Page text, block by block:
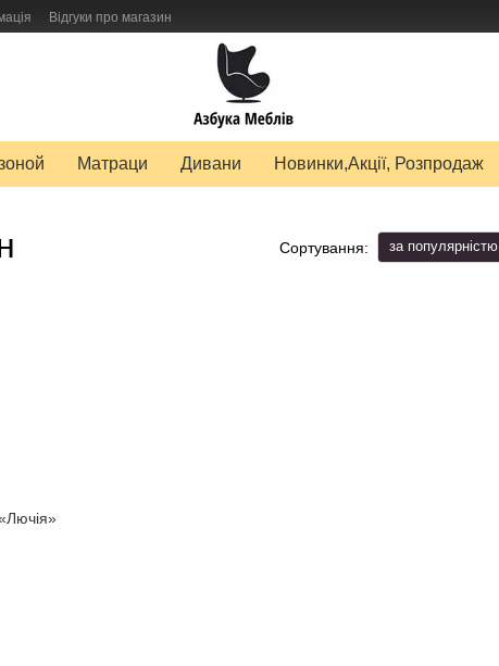
Відгуки про магазин
Матраци Дивани Новинки,Акції, Розпродаж
Сортування: за популярністю